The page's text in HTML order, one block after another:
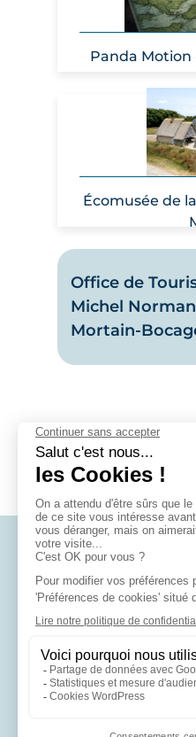
Panda Motion
Écomusée de
Office de
Michel
Mortain-